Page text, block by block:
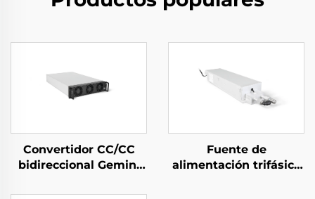
Convertidor CC/CC
bidireccional Gemini
Fuente de
alimentación trifásica